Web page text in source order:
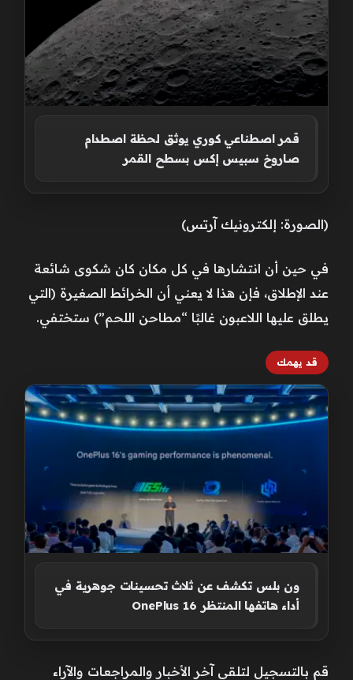
قمر اصطناعي كوري يوثق لحظة اصطدام
صاروخ سبيس إكس بسطح القمر
(الصورة: إلكترونيك آرتس)
في حين أن انتشارها في كل مكان كان شكوى شائعة
عند الإطلاق، فإن هذا لا يعني أن الخرائط الصغيرة (التي
يطلق عليها اللاعبون غالبًا “مطاحن اللحم”) ستختفي.
قد يهمك
ون بلس تكشف عن ثلاث تحسينات جوهرية في
أداء هاتفها المنتظر OnePlus 16
قم بالتسجيل لتلقي آخر الأخبار والمراجعات والآراء